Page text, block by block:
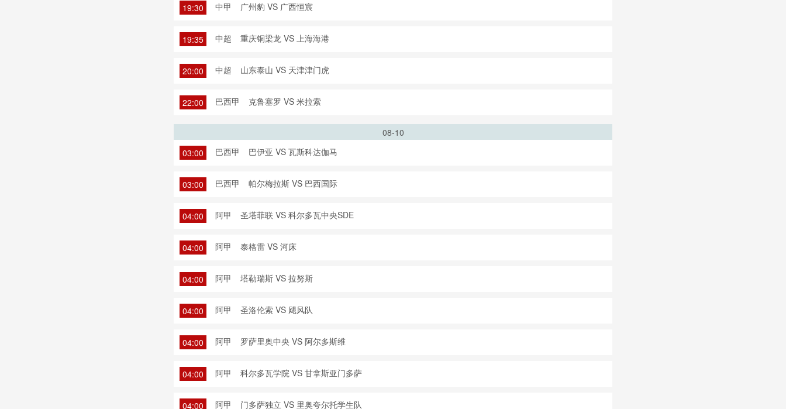
19:30 中甲 广州豹 VS 广西恒宸
19:35 中超 重庆铜梁龙 VS 上海海港
20:00 中超 山东泰山 VS 天津津门虎
22:00 巴西甲 克鲁塞罗 VS 米拉索
08-10
03:00
巴西甲 巴伊亚 VS 瓦斯科达伽马
03:00 巴西甲 帕尔梅拉斯 VS 巴西国际
04:00 阿甲 圣塔菲联 VS 科尔多瓦中央SDE
04:00 阿甲 泰格雷 VS 河床
04:00 阿甲 塔勒瑞斯 VS 拉努斯
04:00 阿甲 圣洛伦索 VS 飓风队
04:00 阿甲 罗萨里奥中央 VS 阿尔多斯维
04:00 阿甲 科尔多瓦学院 VS 甘拿斯亚门多萨
04:00 阿甲 门多萨独立 VS 里奥夸尔托学生队